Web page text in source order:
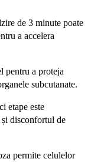
de 3 minute poate
a accelera
pentru a proteja
subcutanate.
etape este
disconfortul de
permite celulelor